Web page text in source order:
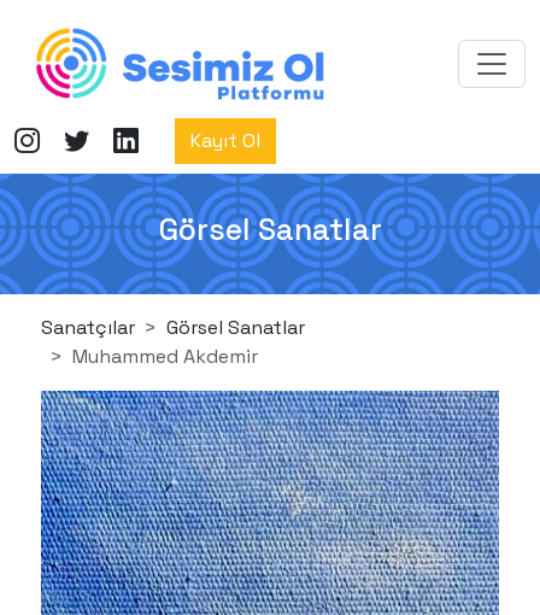
Kayıt Ol
Görsel Sanatlar
Sanatçılar
Görsel Sanatlar
Muhammed Akdemir